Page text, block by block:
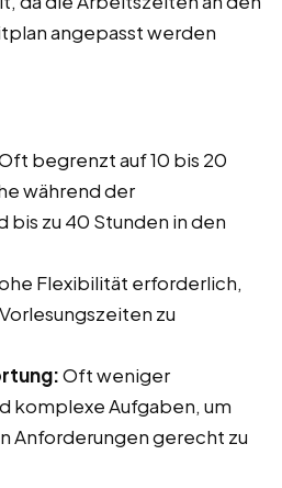
angepasst werden
begrenzt auf 10 bis 20
während der
bis zu 40 Stunden in den
Flexibilität erforderlich,
zu
Oft weniger
komplexe Aufgaben, um
Anforderungen gerecht zu